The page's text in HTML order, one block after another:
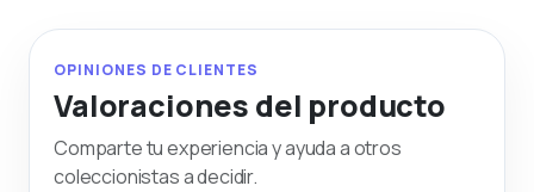
OPINIONES DE CLIENTES
Valoraciones del producto
Comparte tu experiencia y ayuda a otros
coleccionistas a decidir.